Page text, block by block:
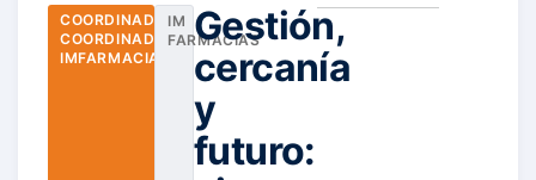
COORDINADOR,
COORDINADOR
IMFARMACIAS
IM
FARMACIAS
Gestión,
cercanía
y
futuro: